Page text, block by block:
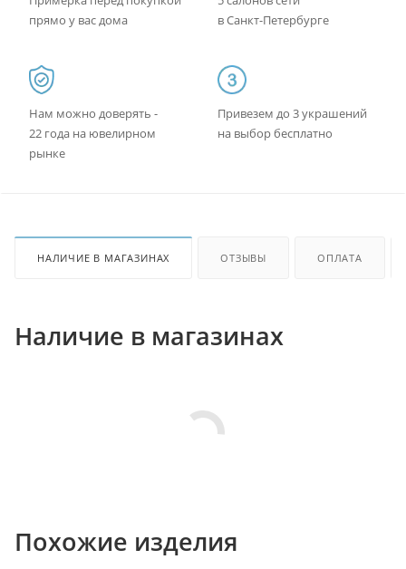
прямо у вас дома
в Санкт-Петербурге
Нам можно доверять -
22 года на ювелирном
рынке
Привезем до 3 украшений
на выбор бесплатно
НАЛИЧИЕ В МАГАЗИНАХ ОТЗЫВЫ ОПЛАТА
Наличие в магазинах
Похожие изделия